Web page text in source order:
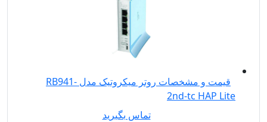
قیمت و مشخصات روتر میکروتیک مدل RB941-
2nd-tc HAP Lite
تماس بگیرید